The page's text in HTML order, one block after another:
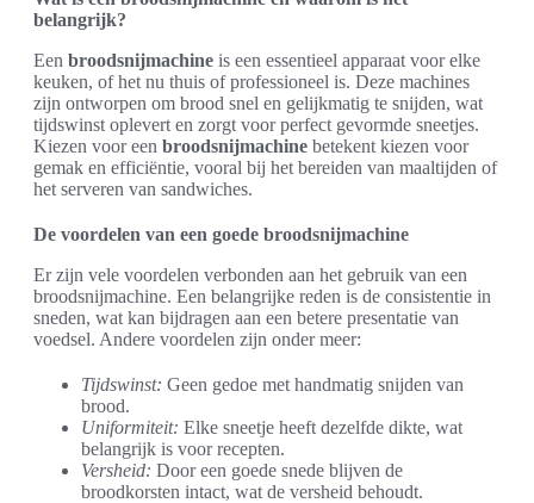
belangrijk?
Een broodsnijmachine is een essentieel apparaat voor elke
keuken, of het nu thuis of professioneel is. Deze machines
zijn ontworpen om brood snel en gelijkmatig te snijden, wat
tijdswinst oplevert en zorgt voor perfect gevormde sneetjes.
Kiezen voor een broodsnijmachine betekent kiezen voor
gemak en efficiëntie, vooral bij het bereiden van maaltijden of
het serveren van sandwiches.
De voordelen van een goede broodsnijmachine
Er zijn vele voordelen verbonden aan het gebruik van een
broodsnijmachine. Een belangrijke reden is de consistentie in
sneden, wat kan bijdragen aan een betere presentatie van
voedsel. Andere voordelen zijn onder meer:
Tijdswinst: Geen gedoe met handmatig snijden van
brood.
Uniformiteit: Elke sneetje heeft dezelfde dikte, wat
belangrijk is voor recepten.
Versheid: Door een goede snede blijven de
broodkorsten intact, wat de versheid behoudt.